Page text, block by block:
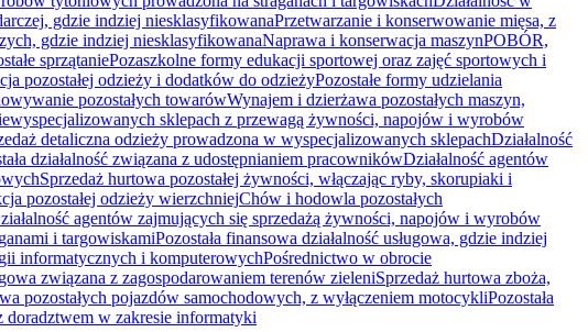
gdzie indziej niesklasyfikowanaPrzetwarzanie i konserwowanie mięsa, z
gdzie indziej niesklasyfikowanaNaprawa i konserwacja maszynPOBÓR,
sprzątaniePozaszkolne formy edukacji sportowej oraz zajęć sportowych i
pozostałej odzieży i dodatków do odzieżyPozostałe formy udzielania
pozostałych towarówWynajem i dzierżawa pozostałych maszyn,
sklepach z przewagą żywności, napojów i wyrobów
detaliczna odzieży prowadzona w wyspecjalizowanych sklepachDziałalność
działalność związana z udostępnianiem pracownikówDziałalność agentów
Sprzedaż hurtowa pozostałej żywności, włączając ryby, skorupiaki i
pozostałej odzieży wierzchniejChów i hodowla pozostałych
agentów zajmujących się sprzedażą żywności, napojów i wyrobów
i targowiskamiPozostała finansowa działalność usługowa, gdzie indziej
informatycznych i komputerowychPośrednictwo w obrocie
związana z zagospodarowaniem terenów zieleniSprzedaż hurtowa zboża,
pozostałych pojazdów samochodowych, z wyłączeniem motocykliPozostała
doradztwem w zakresie informatyki